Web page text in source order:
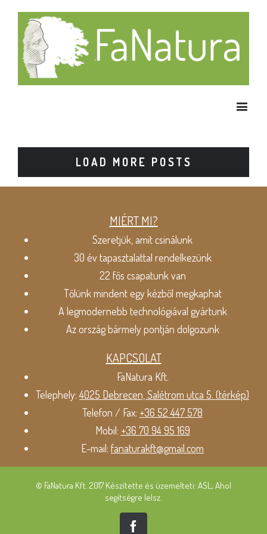
LOAD MORE POSTS
MIÉRT MI?
Szeretjük, amit csinálunk
30 év tapasztalattal rendelkezünk
22 fős csapatunk van
Tőlünk mindent egy kézből megkaphat
A legmodernebb technológiával gyártunk
Az ország bármely pontján dolgozunk
KAPCSOLAT
FaNatura Kft.
Telephely:4025 Debrecen, Salétrom utca 5. (térkép)
Telefon / Fax: +36 52 447 578
Mobil: +36 70 94 95 169
E-mail: fanaturakft@gmail.com
© FaNatura Kft. 2017 Készítette és üzemelteti: ASL, Ahol
segítségre lelsz.